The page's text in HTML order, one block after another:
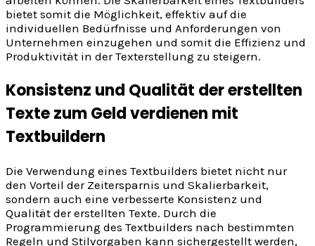
bietet somit die Möglichkeit, effektiv auf die
individuellen Bedürfnisse und Anforderungen von
Unternehmen einzugehen und somit die Effizienz und
Produktivität in der Texterstellung zu steigern.
Konsistenz und Qualität der erstellten
Texte zum Geld verdienen mit
Textbuildern
Die Verwendung eines Textbuilders bietet nicht nur
den Vorteil der Zeitersparnis und Skalierbarkeit,
sondern auch eine verbesserte Konsistenz und
Qualität der erstellten Texte. Durch die
Programmierung des Textbuilders nach bestimmten
Regeln und Stilvorgaben kann sichergestellt werden,